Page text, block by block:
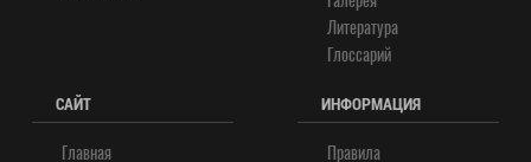
Литература
Глоссарий
САЙТ
Главная
ИНФОРМАЦИЯ
Правила